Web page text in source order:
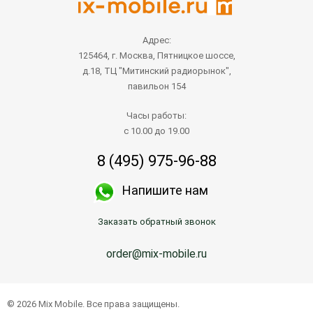
Адрес:
125464, г. Москва, Пятницкое шоссе,
д.18, ТЦ "Митинский радиорынок",
павильон 154
Часы работы:
с 10.00 до 19.00
8 (495) 975-96-88
Напишите нам
Заказать обратный звонок
order@mix-mobile.ru
© 2026 Mix Mobile. Все права защищены.